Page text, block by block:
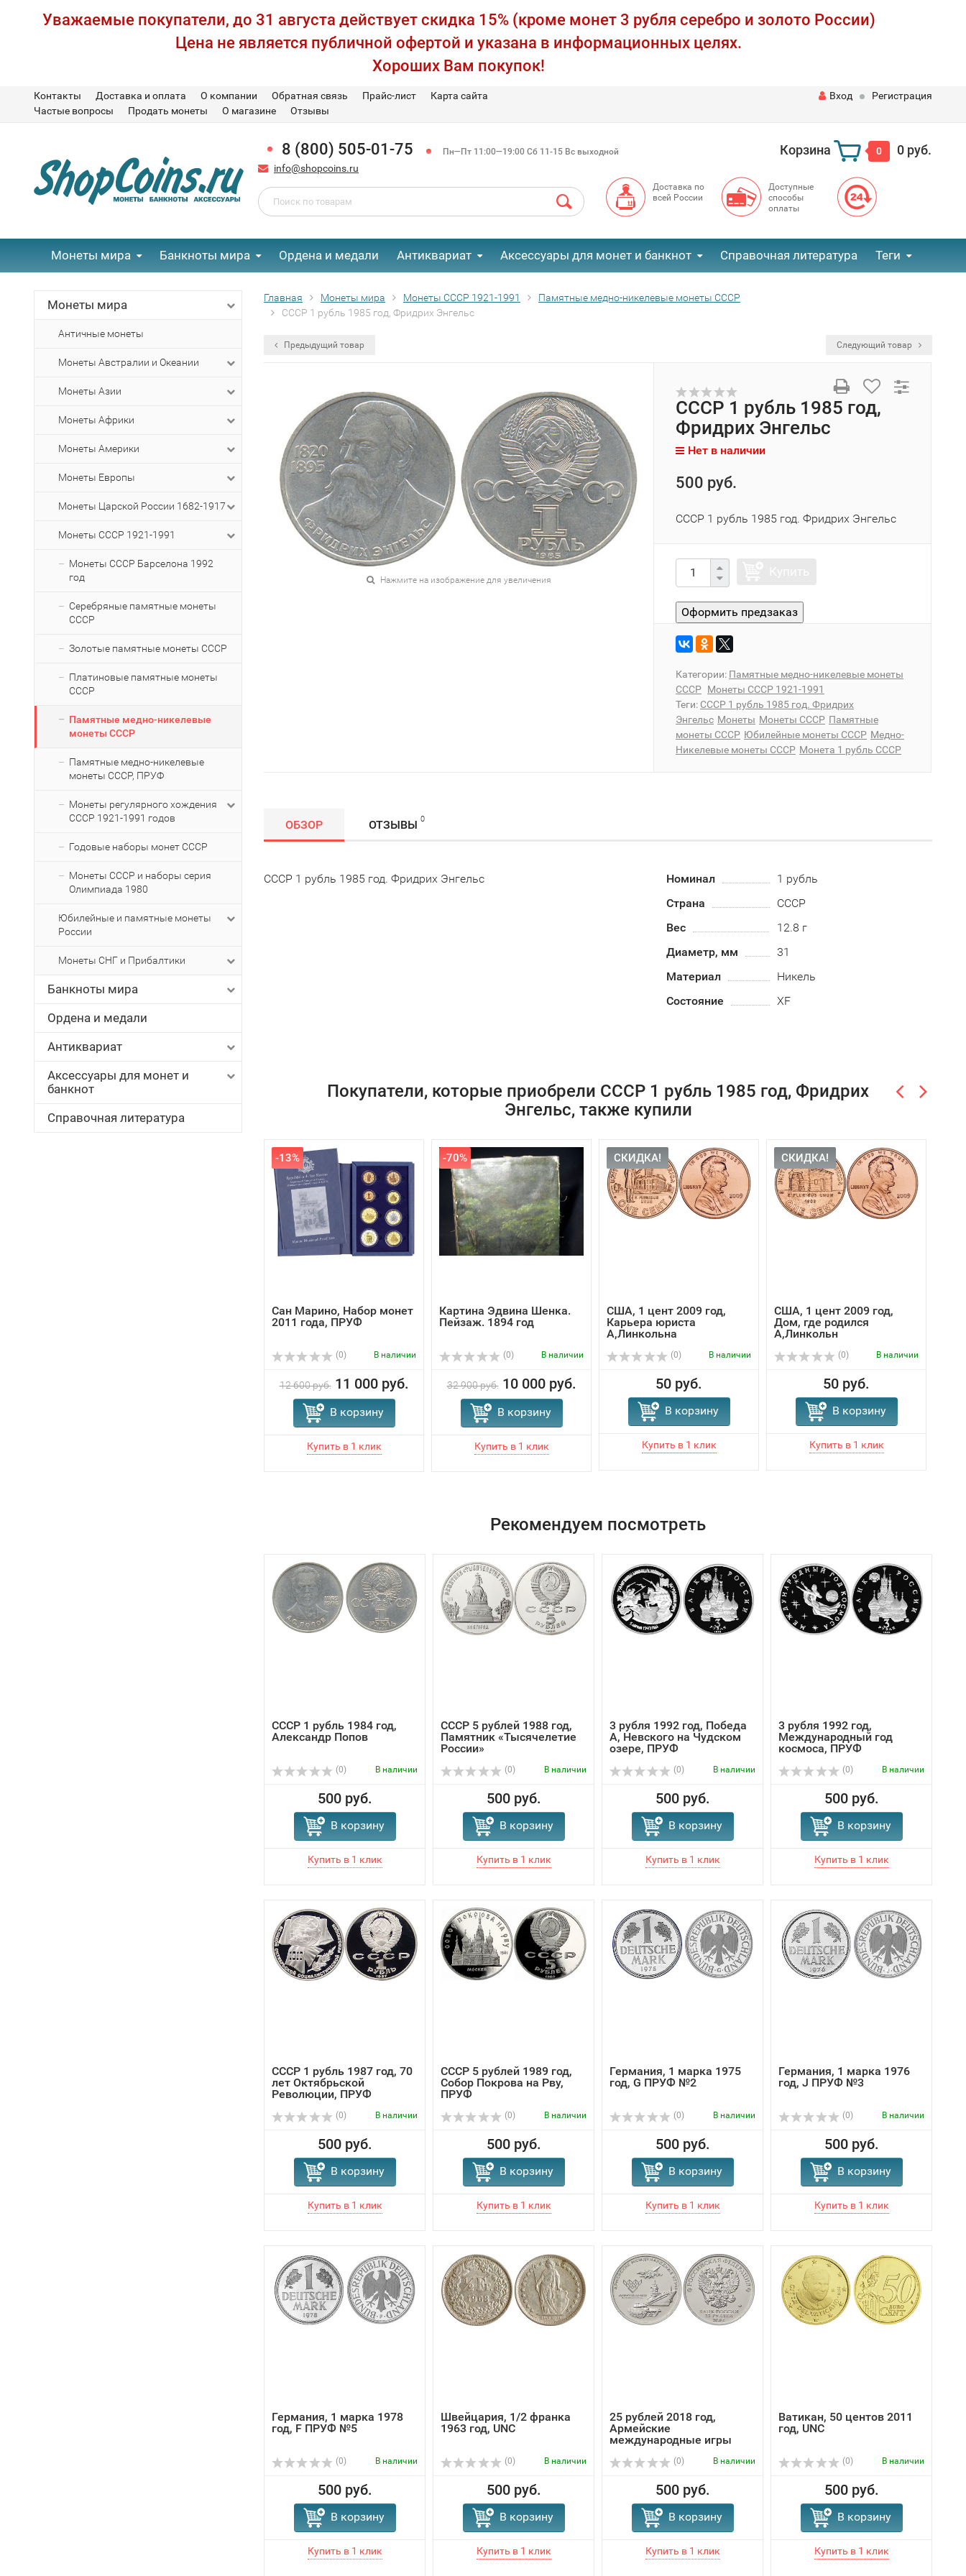
Уважаемые покупатели, до 31 августа действует скидка 15% (кроме монет 3 рубля серебро и золото России)
Цена не является публичной офертой и указана в информационных целях.
Хороших Вам покупок!
Контакты Доставка и оплата О компании Обратная связь Прайс-лист
Карта сайта
Частые вопросы
Продать монеты О магазине Отзывы
Вход Регистрация
8 (800) 505-01-75 Пн—Пт 11:00—19:00 Сб 11-15 Вс выходной
info@shopcoins.ru
Корзина 0 0 руб.
Доставка по
всей России
Доступные
способы
оплаты
Монеты мира Банкноты мира Ордена и медали Антиквариат Аксессуары для монет и банкнот Справочная литература Теги
Монеты мира
Античные монеты
Монеты Австралии и Океании
Монеты Азии
Монеты Африки
Монеты Америки
Монеты Европы
Монеты Царской России 1682-1917
Монеты СССР 1921-1991
Монеты СССР Барселона 1992
год
Серебряные памятные монеты
СССР
Золотые памятные монеты СССР
Платиновые памятные монеты
СССР
Памятные медно-никелевые
монеты СССР
Памятные медно-никелевые
монеты СССР, ПРУФ
Монеты регулярного хождения
СССР 1921-1991 годов
Годовые наборы монет СССР
Монеты СССР и наборы серия
Олимпиада 1980
Юбилейные и памятные монеты
России
Монеты СНГ и Прибалтики
Банкноты мира
Ордена и медали
Антиквариат
Аксессуары для монет и
банкнот
Справочная литература
Главная Монеты мира Монеты СССР 1921-1991
Памятные медно-никелевые монеты СССР
СССР 1 рубль 1985 год, Фридрих Энгельс
Предыдущий товар Следующий товар
Нажмите на изображение для увеличения
СССР 1 рубль 1985 год,
Фридрих Энгельс
Нет в наличии
500 руб.
СССР 1 рубль 1985 год. Фридрих Энгельс
Категории: Памятные медно-никелевые монеты
СССР Монеты СССР 1921-1991
Теги: СССР 1 рубль 1985 год. Фридрих
Энгельс Монеты Монеты СССР Памятные
монеты СССР Юбилейные монеты СССР Медно-
Никелевые монеты СССР Монета 1 рубль СССР
ОБЗОР ОТЗЫВЫ 0
СССР 1 рубль 1985 год. Фридрих Энгельс Номинал
1 рубль
Страна
СССР
Вес
12.8 г
Диаметр, мм
31
Материал
Никель
Состояние
XF
Покупатели, которые приобрели СССР 1 рубль 1985 год, Фридрих
Энгельс, также купили
-13%
Сан Марино, Набор монет
2011 года, ПРУФ
(0) В наличии
12 600 руб. 11 000 руб.
В корзину
-70%
Картина Эдвина Шенка.
Пейзаж. 1894 год
(0) В наличии
32 900 руб. 10 000 руб.
В корзину
СКИДКА!
США, 1 цент 2009 год,
Карьера юриста
А,Линкольна
(0) В наличии
50 руб.
В корзину
СКИДКА!
США, 1 цент 2009 год,
Дом, где родился
А,Линкольн
(0) В наличии
50 руб.
В корзину
Рекомендуем посмотреть
СССР 1 рубль 1984 год,
Александр Попов
(0) В наличии
500 руб.
В корзину
СССР 5 рублей 1988 год,
Памятник «Тысячелетие
России»
(0) В наличии
500 руб.
В корзину
3 рубля 1992 год, Победа
А, Невского на Чудском
озере, ПРУФ
(0) В наличии
500 руб.
В корзину
3 рубля 1992 год,
Международный год
космоса, ПРУФ
(0) В наличии
500 руб.
В корзину
СССР 1 рубль 1987 год, 70
лет Октябрьской
Революции, ПРУФ
(0) В наличии
500 руб.
В корзину
СССР 5 рублей 1989 год,
Собор Покрова на Рву,
ПРУФ
(0) В наличии
500 руб.
В корзину
Германия, 1 марка 1975
год, G ПРУФ №2
(0) В наличии
500 руб.
В корзину
Германия, 1 марка 1976
год, J ПРУФ №3
(0) В наличии
500 руб.
В корзину
Германия, 1 марка 1978
год, F ПРУФ №5
(0) В наличии
500 руб.
В корзину
Швейцария, 1/2 франка
1963 год, UNC
(0) В наличии
500 руб.
В корзину
25 рублей 2018 год,
Армейские
международные игры
(0) В наличии
500 руб.
В корзину
Ватикан, 50 центов 2011
год, UNC
(0) В наличии
500 руб.
В корзину